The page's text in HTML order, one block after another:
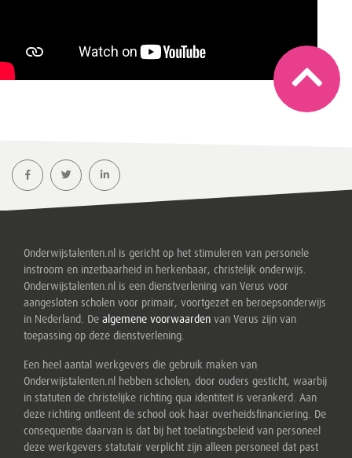
Onderwijstalenten.nl is gericht op het stimuleren van personele
instroom en inzetbaarheid in herkenbaar, christelijk onderwijs.
Onderwijstalenten.nl is een dienstverlening van Verus voor
aangesloten scholen voor primair, voortgezet en beroepsonderwijs
in Nederland. De algemene voorwaarden van Verus zijn van
toepassing op deze dienstverlening.
Een heel aantal werkgevers die gebruik maken van
Onderwijstalenten.nl hebben scholen, door ouders gesticht, waarbij
in statuten de christelijke richting qua identiteit is verankerd. Aan
deze richting ontleent de school ook haar overheidsfinanciering. De
consequentie daarvan is dat bij het toelatingsbeleid van personeel
deze werkgevers statutair verplicht zijn alleen personeel dat past